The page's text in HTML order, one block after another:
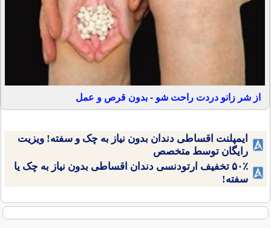
از شر زانو دردت راحت شو - بدون قرص و عمل
ایمپلنت اقساطی دندان بدون نیاز به چک و سفته! ویزیت
رایگان توسط متخصص
۵۰٪ تخفیف ارتودنسی دندان اقساطی بدون نیاز به چک یا
سفته!